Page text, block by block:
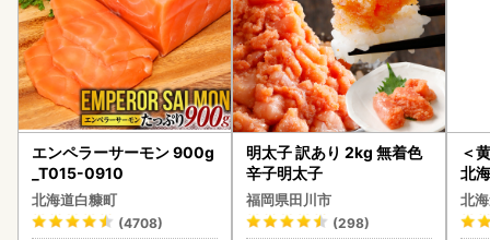
エンペラーサーモン 900g
_T015-0910
北海道白糠町
(4708)
明太子 訳あり 2kg 無着色
辛子明太子
福岡県田川市
(298)
＜
北
北